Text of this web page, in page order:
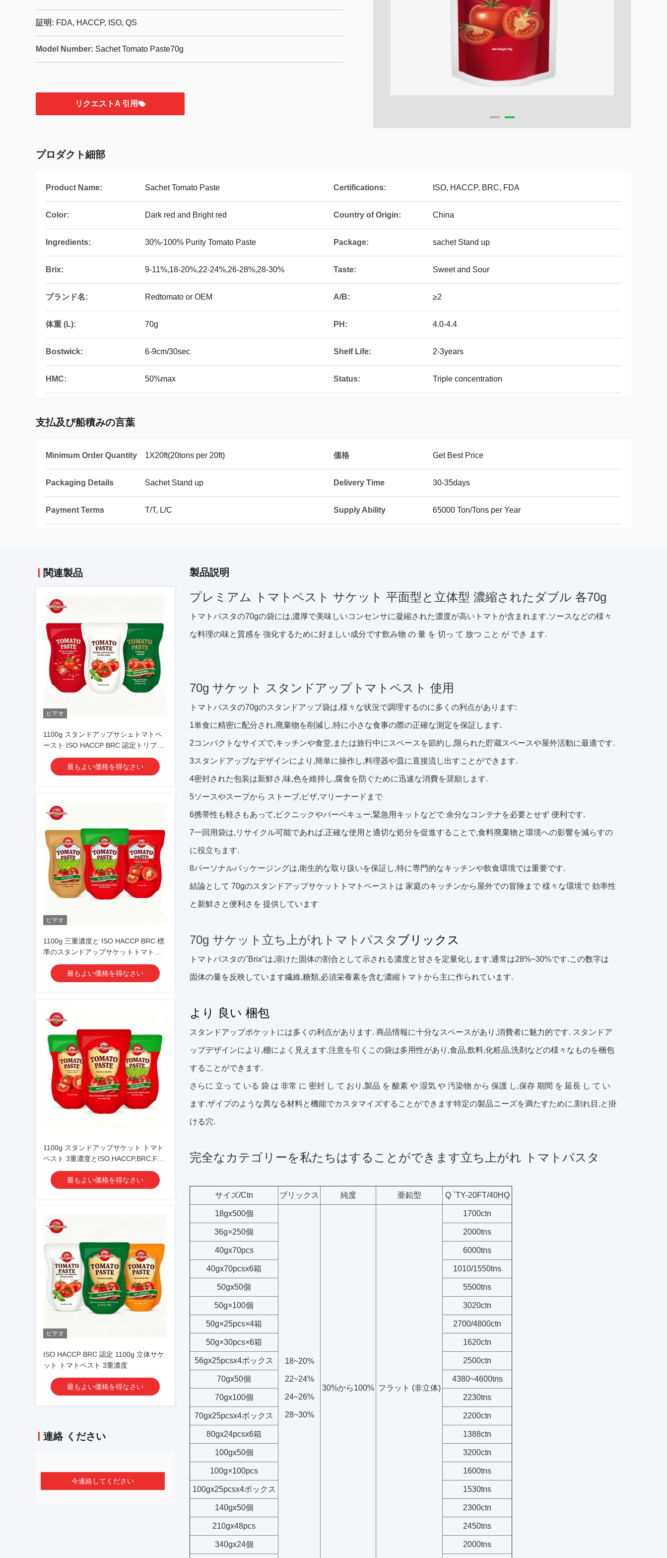
証明: FDA, HACCP, ISO, QS
Model Number: Sachet Tomato Paste70g
リクエストA 引用
プロダクト細部
Product Name: Sachet Tomato Paste Certifications: ISO, HACCP, BRC, FDA
Color: Dark red and Bright red Country of Origin: China
Ingredients: 30%-100% Purity Tomato Paste Package: sachet Stand up
Brix: 9-11%,18-20%,22-24%,26-28%,28-30% Taste: Sweet and Sour
ブランド名: Redtomato or OEM A/B: ≥2
体重 (L): 70g PH: 4.0-4.4
Bostwick: 6-9cm/30sec Shelf Life: 2-3years
HMC: 50%max Status: Triple concentration
支払及び船積みの言葉
Minimum Order Quantity 1X20ft(20tons per 20ft) 価格 Get Best Price
Packaging Details Sachet Stand up Delivery Time 30-35days
Payment Terms T/T, L/C Supply Ability 65000 Ton/Tons per Year
関連製品
ビデオ
1100g スタンドアップサシェトマトペ
ースト ISO HACCP BRC 認定トリプル
濃縮
最もよい価格を得なさい
ビデオ
1100g 三重濃度と ISO HACCP BRC 標
準のスタンドアップサケットトマトペ
スト
最もよい価格を得なさい
1100g スタンドアップサケット トマト
ペスト 3重濃度とISO,HACCP,BRC,FDA
認証
最もよい価格を得なさい
ビデオ
ISO HACCP BRC 認定 1100g 立体サケ
ット トマトペスト 3重濃度
最もよい価格を得なさい
連絡 ください
今連絡してください
製品説明
プレミアム トマトペスト サケット 平面型と立体型 濃縮されたダブル 各70g
トマトパスタの70gの袋には,濃厚で美味しいコンセンサに凝縮された濃度が高いトマトが含まれます.ソースなどの様々
な料理の味と質感を 強化するために好ましい成分です飲み物 の 量 を 切っ て 放つ こと が でき ます.
70g サケット スタンドアップトマトペスト 使用
トマトパスタの70gのスタンドアップ袋は,様々な状況で調理するのに多くの利点があります:
1単食に精密に配分され,廃棄物を削減し,特に小さな食事の際の正確な測定を保証します.
2コンパクトなサイズで,キッチンや食堂,または旅行中にスペースを節約し,限られた貯蔵スペースや屋外活動に最適です.
3スタンドアップなデザインにより,簡単に操作し,料理器や皿に直接流し出すことができます.
4密封された包装は新鮮さ,味,色を維持し,腐食を防ぐために迅速な消費を奨励します.
5ソースやスープから ストーブ,ピザ,マリーナードまで
6携帯性も軽さもあって,ピクニックやバーベキュー,緊急用キットなどで 余分なコンテナを必要とせず 便利です.
7一回用袋は,リサイクル可能であれば,正確な使用と適切な処分を促進することで,食料廃棄物と環境への影響を減らすの
に役立ちます.
8パーソナルパッケージングは,衛生的な取り扱いを保証し,特に専門的なキッチンや飲食環境では重要です.
結論として 70gのスタンドアップサケットトマトペーストは 家庭のキッチンから屋外での冒険まで 様々な環境で 効率性
と新鮮さと便利さを 提供しています
70g サケット 立ち上がれ トマトパスタ ブリックス
トマトパスタの"Brix"は,溶けた固体の割合として示される濃度と甘さを定量化します.通常は28%~30%です.この数字は
固体の量を反映しています繊維,糖類,必須栄養素を含む濃縮トマトから主に作られています.
より 良い 梱包
スタンドアップポケットには多くの利点があります. 商品情報に十分なスペースがあり,消費者に魅力的です. スタンドア
ップデザインにより,棚によく見えます.注意を引くこの袋は多用性があり,食品,飲料,化粧品,洗剤などの様々なものを梱包
することができます.
さらに 立っ て いる 袋 は 非常 に 密封 し て おり,製品 を 酸素 や 湿気 や 汚染物 から 保護 し,保存 期間 を 延長 し て い
ます.ザイプのような異なる材料と機能でカスタマイズすることができます特定の製品ニーズを満たすために,割れ目,と掛
ける穴.
完全なカテゴリーを私たちはすることができます立ち上がれ トマトパスタ
サイズ/Ctn ブリックス 純度 亜鉛型 Q `TY-20FT/40HQ
18gx500個
18~20%
22~24%
24~26%
28~30%
30%から100% フラット (非立体)
1700ctn
36g×250個 2000tns
40gx70pcs 6000tns
40gx70pcsx6箱 1010/1550tns
50gx50個 5500tns
50g×100個 3020ctn
50g×25pcs×4箱 2700/4800ctn
50g×30pcs×6箱 1620ctn
56gx25pcsx4ボックス 2500ctn
70gx50個 4380~4600tns
70gx100個 2230tns
70gx25pcsx4ボックス 2200ctn
80gx24pcsx6箱 1388ctn
100gx50個 3200ctn
100g×100pcs 1600tns
100gx25pcsx4ボックス 1530tns
140gx50個 2300ctn
210gx48pcs 2450tns
340gx24個 2000tns